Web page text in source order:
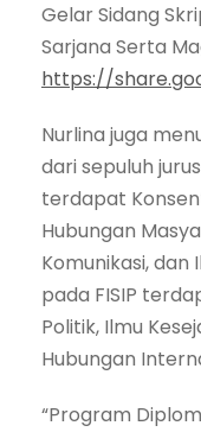
Gelar Sidang
Sarjana Serta
https://
Nurlina juga
dari sepuluh
terdapat
Hubungan
Komunikasi, dan
pada FISIP
Politik, Ilmu
Hubungan
“Program